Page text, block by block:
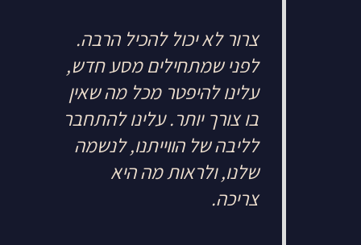
צרור לא יכול להכיל הרבה.
לפני שמתחילים מסע חדש,
עלינו להיפטר מכל מה שאין
בו צורך יותר. עלינו להתחבר
לליבה של הווייתנו, לנשמה
שלנו, ולראות מה היא
צריכה.